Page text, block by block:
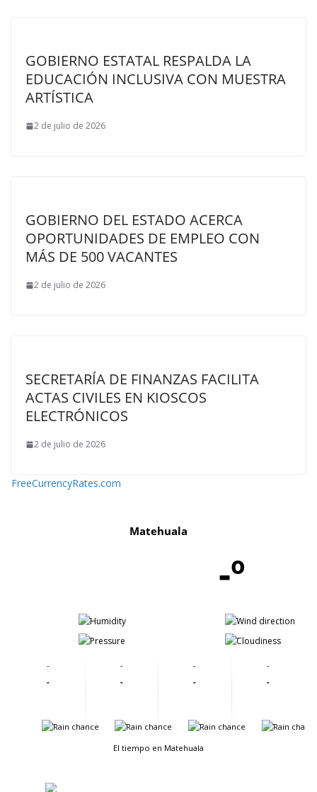
GOBIERNO ESTATAL RESPALDA LA
EDUCACIÓN INCLUSIVA CON MUESTRA
ARTÍSTICA
2 de julio de 2026
GOBIERNO DEL ESTADO ACERCA
OPORTUNIDADES DE EMPLEO CON
MÁS DE 500 VACANTES
2 de julio de 2026
SECRETARÍA DE FINANZAS FACILITA
ACTAS CIVILES EN KIOSCOS
ELECTRÓNICOS
2 de julio de 2026
FreeCurrencyRates.com
Matehuala
-º
-
-
-
-
-
-
-
-
-
-
-
-
-
-
-
-
El tiempo en Matehuala